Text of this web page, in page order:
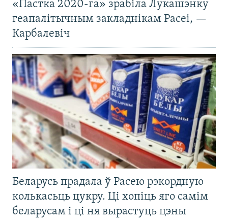
«Пастка 2020-га» зрабіла Лукашэнку
геапалітычным закладнікам Расеі, —
Карбалевіч
Беларусь прадала ў Расею рэкордную
колькасьць цукру. Ці хопіць яго самім
беларусам і ці ня вырастуць цэны